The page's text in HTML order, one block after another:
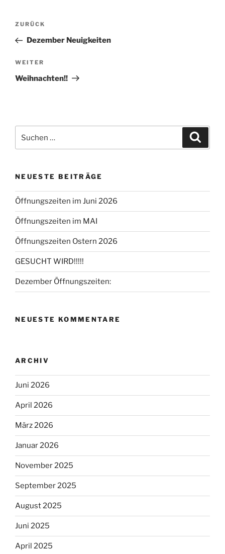
Beitragsnavigation
Vorheriger
Beitrag
ZURÜCK
Dezember Neuigkeiten
Nächster
Beitrag
WEITER
Weihnachten!!
nach:
NEUESTE BEITRÄGE
Öffnungszeiten im Juni 2026
Öffnungszeiten im MAI
Öffnungszeiten Ostern 2026
GESUCHT WIRD!!!!!
Dezember Öffnungszeiten:
NEUESTE KOMMENTARE
ARCHIV
Juni 2026
April 2026
März 2026
Januar 2026
November 2025
September 2025
August 2025
Juni 2025
April 2025